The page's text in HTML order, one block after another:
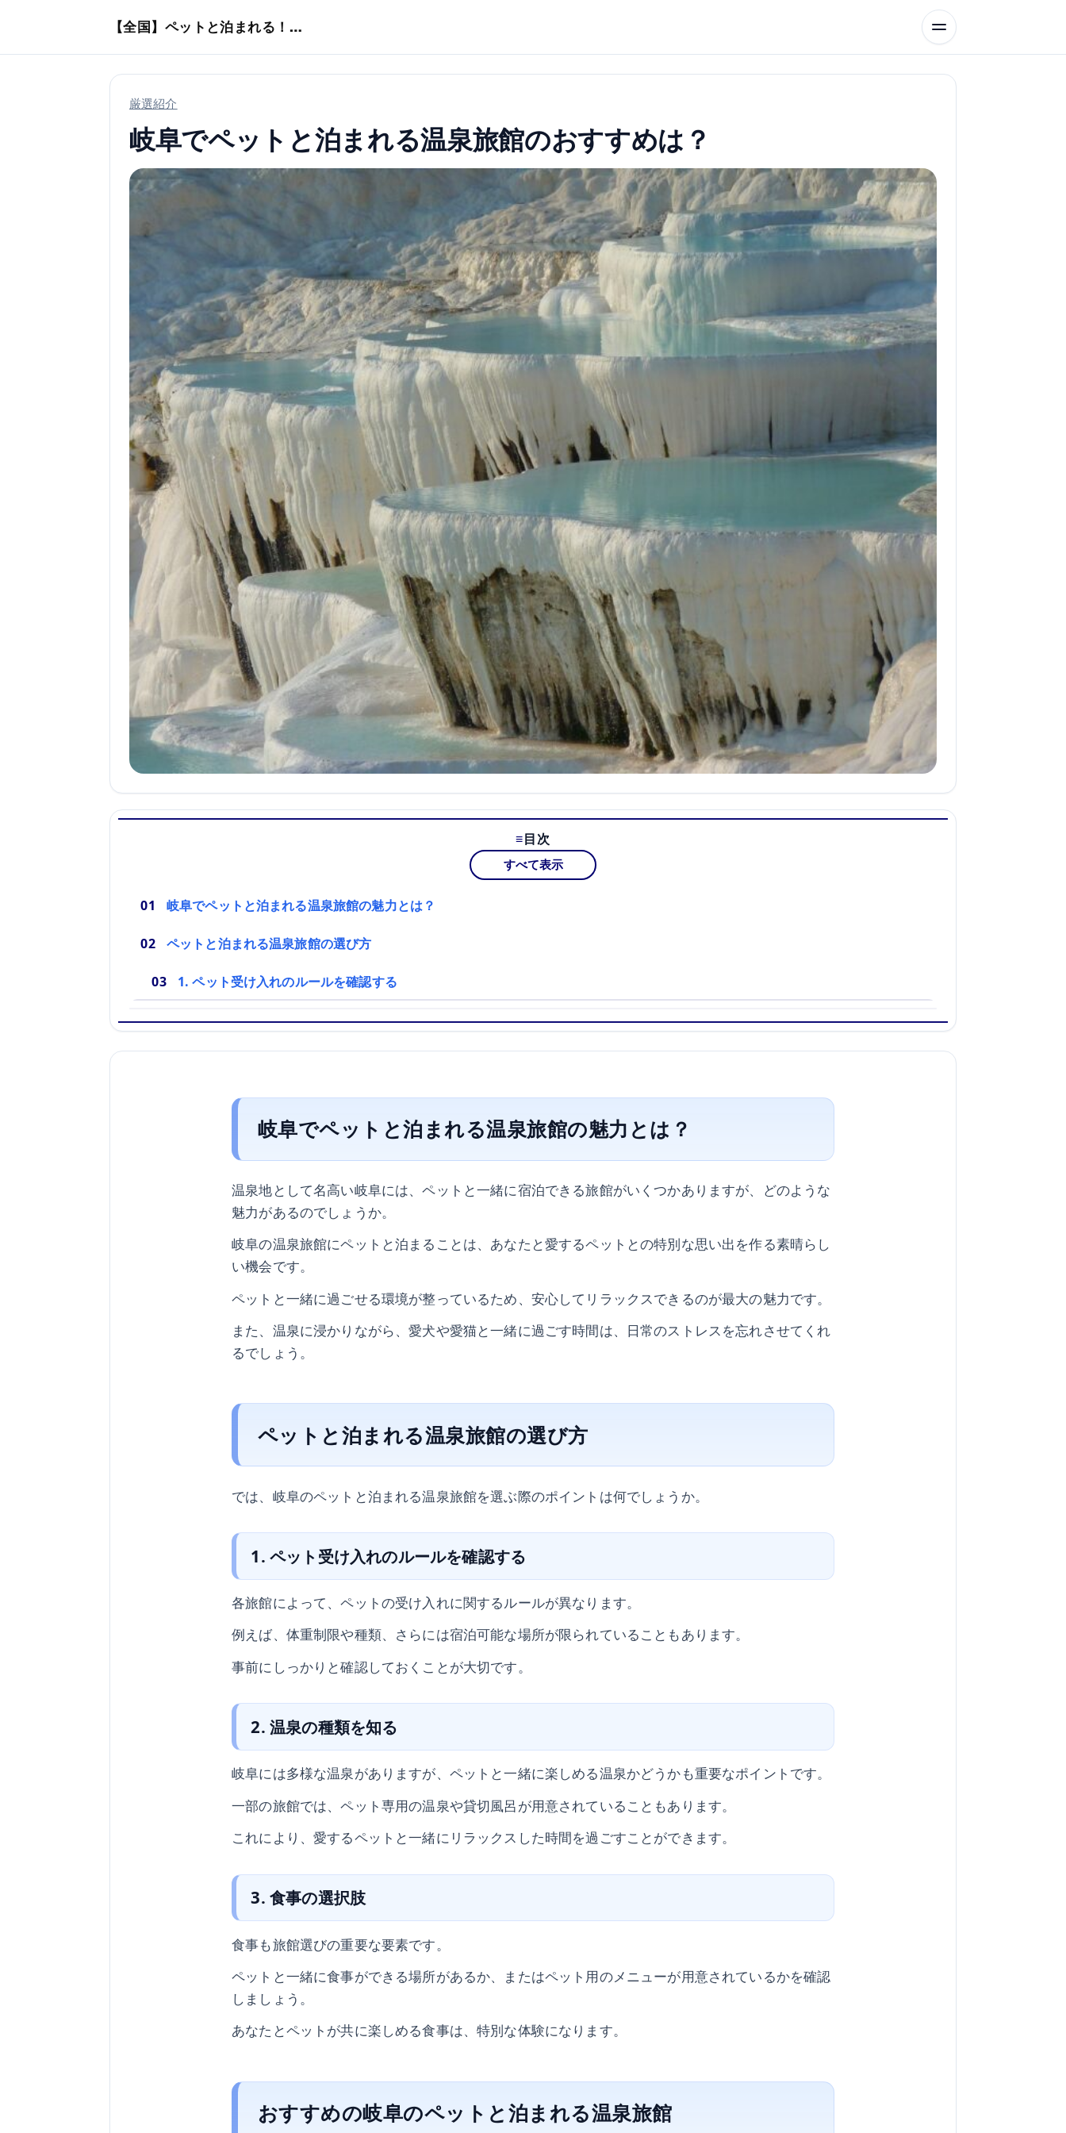
【全国】ペットと泊まれる！ホテル・旅館・ヴィラ
厳選紹介
岐阜でペットと泊まれる温泉旅館のおすすめは？
目次
すべて表示
岐阜でペットと泊まれる温泉旅館の魅力とは？
ペットと泊まれる温泉旅館の選び方
1. ペット受け入れのルールを確認する
岐阜でペットと泊まれる温泉旅館の魅力とは？
温泉地として名高い岐阜には、ペットと一緒に宿泊できる旅館がいくつかありますが、どのような
魅力があるのでしょうか。
岐阜の温泉旅館にペットと泊まることは、あなたと愛するペットとの特別な思い出を作る素晴らし
い機会です。
ペットと一緒に過ごせる環境が整っているため、安心してリラックスできるのが最大の魅力です。
また、温泉に浸かりながら、愛犬や愛猫と一緒に過ごす時間は、日常のストレスを忘れさせてくれ
るでしょう。
ペットと泊まれる温泉旅館の選び方
では、岐阜のペットと泊まれる温泉旅館を選ぶ際のポイントは何でしょうか。
1. ペット受け入れのルールを確認する
各旅館によって、ペットの受け入れに関するルールが異なります。
例えば、体重制限や種類、さらには宿泊可能な場所が限られていることもあります。
事前にしっかりと確認しておくことが大切です。
2. 温泉の種類を知る
岐阜には多様な温泉がありますが、ペットと一緒に楽しめる温泉かどうかも重要なポイントです。
一部の旅館では、ペット専用の温泉や貸切風呂が用意されていることもあります。
これにより、愛するペットと一緒にリラックスした時間を過ごすことができます。
3. 食事の選択肢
食事も旅館選びの重要な要素です。
ペットと一緒に食事ができる場所があるか、またはペット用のメニューが用意されているかを確認
しましょう。
あなたとペットが共に楽しめる食事は、特別な体験になります。
おすすめの岐阜のペットと泊まれる温泉旅館